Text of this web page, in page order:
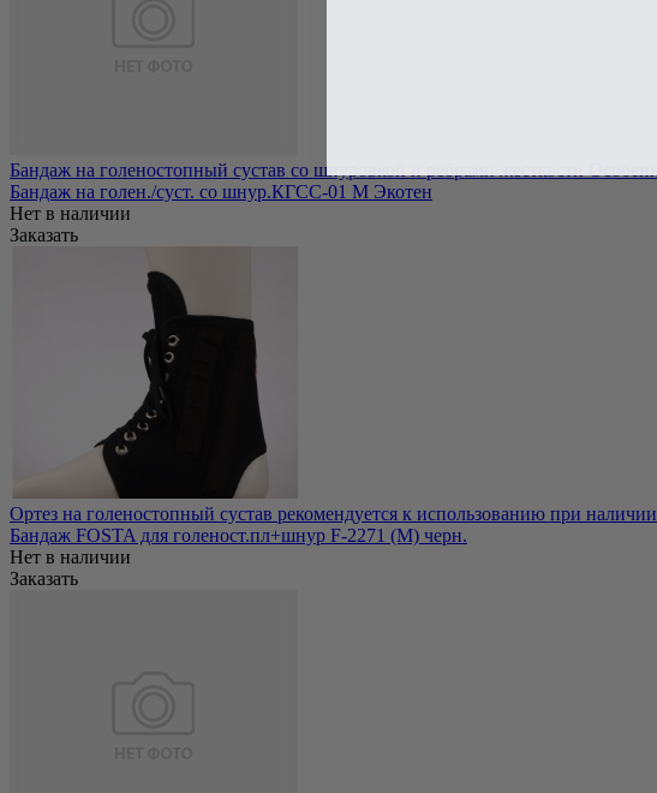
Бандаж на голеностопный сустав со шнуровкой и ребрами жесткости
Бандаж на голен./суст. со шнур.КГСС-01 М Экотен
Нет в наличии
Заказать
Ортез на голеностопный сустав рекомендуется к использованию при
Бандаж FOSTA для голеност.пл+шнур F-2271 (M) черн.
Нет в наличии
Заказать